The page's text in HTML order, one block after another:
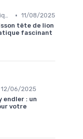
Espèces rares et exotiques • 11/08/2025
tête de lion
fascinant
12/06/2025
endler : un
votre